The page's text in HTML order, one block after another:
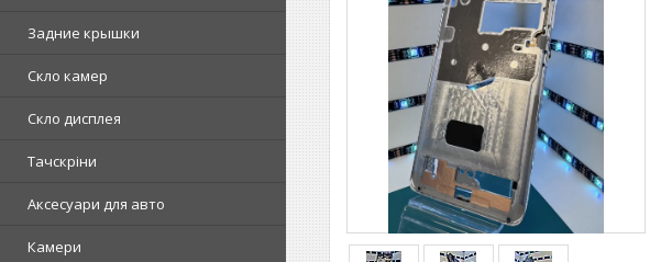
Задние крышки
Скло камер
Скло дисплея
Тачскріни
Аксесуари для авто
Камери